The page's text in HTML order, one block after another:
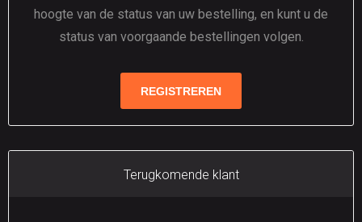
hoogte van de status van uw bestelling, en kunt u de
status van voorgaande bestellingen volgen.
Terugkomende klant